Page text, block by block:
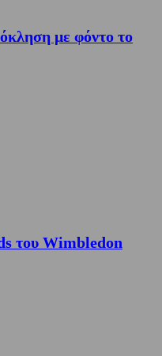
με φόντο το
του Wimbledon